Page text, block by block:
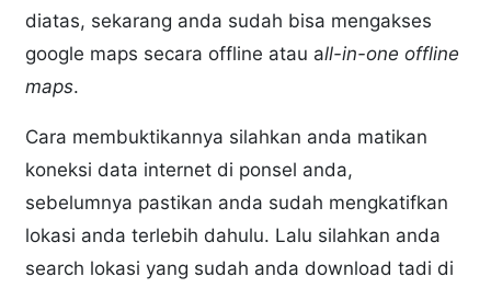
diatas, sekarang anda sudah bisa mengakses
google maps secara offline atau all-in-one offline
maps.
Cara membuktikannya silahkan anda matikan
koneksi data internet di ponsel anda,
sebelumnya pastikan anda sudah mengkatifkan
lokasi anda terlebih dahulu. Lalu silahkan anda
search lokasi yang sudah anda download tadi di